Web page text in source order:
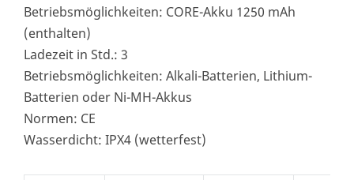
Betriebsmöglichkeiten: CORE-Akku 1250 mAh
(enthalten)
Ladezeit in Std.: 3
Betriebsmöglichkeiten: Alkali-Batterien, Lithium-
Batterien oder Ni-MH-Akkus
Normen: CE
Wasserdicht: IPX4 (wetterfest)